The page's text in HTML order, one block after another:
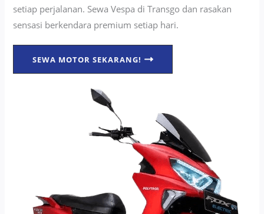
setiap perjalanan. Sewa Vespa di Transgo dan rasakan
sensasi berkendara premium setiap hari.
SEWA MOTOR SEKARANG!